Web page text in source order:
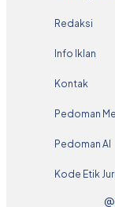
Redaksi
Info Iklan
Kontak
Pedoman
Pedoman AI
Kode Etik